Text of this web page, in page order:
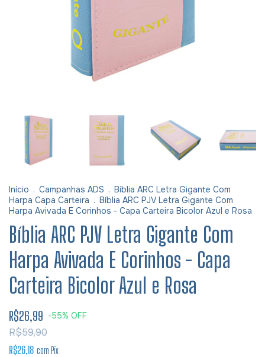
Início . Campanhas ADS . Bíblia ARC Letra Gigante Com
Harpa Capa Carteira . Bíblia ARC PJV Letra Gigante Com
Harpa Avivada E Corinhos - Capa Carteira Bicolor Azul e Rosa
Bíblia ARC PJV Letra Gigante Com
Harpa Avivada E Corinhos - Capa
Carteira Bicolor Azul e Rosa
R$26,99 -55% OFF
R$59,90
R$26,18 com Pix